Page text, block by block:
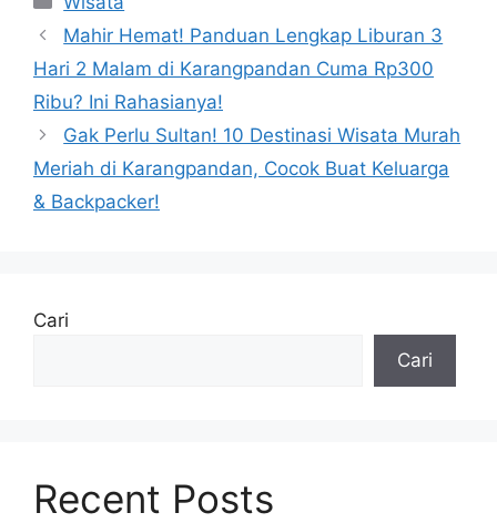
Mahir Hemat! Panduan Lengkap Liburan 3
Hari 2 Malam di Karangpandan Cuma Rp300
Ribu? Ini Rahasianya!
Gak Perlu Sultan! 10 Destinasi Wisata Murah
Meriah di Karangpandan, Cocok Buat Keluarga
& Backpacker!
Cari
Cari
Recent Posts